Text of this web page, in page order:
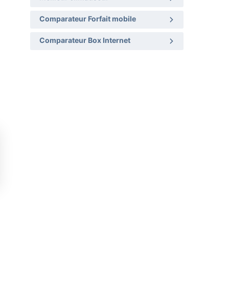
Comparateur Forfait mobile
Comparateur Box Internet